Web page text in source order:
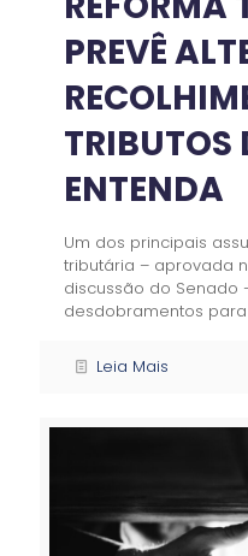
PREVÊ
TRIBUTOS
ENTENDA
Um dos principais
tributária – aprovada
discussão do Senado
desdobramentos para
Leia Mais